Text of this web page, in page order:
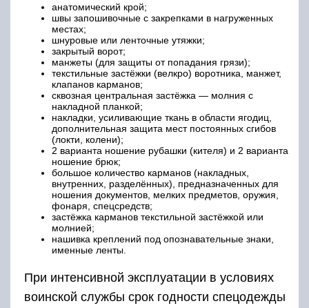
анатомический крой;
швы запошивочные с закрепками в нагруженных
местах;
шнуровые или ленточные утяжки;
закрытый ворот;
манжеты (для защиты от попадания грязи);
текстильные застёжки (велкро) воротника, манжет,
клапанов карманов;
сквозная центральная застёжка — молния с
накладной планкой;
накладки, усиливающие ткань в области ягодиц,
дополнительная защита мест постоянных сгибов
(локти, колени);
2 варианта ношение рубашки (кителя) и 2 варианта
ношение брюк;
большое количество карманов (накладных,
внутренних, разделённых), предназначенных для
ношения документов, мелких предметов, оружия,
фонаря, спецсредств;
застёжка карманов текстильной застёжкой или
молнией;
нашивка креплений под опознавательные знаки,
именные ленты.
При интенсивной эксплуатации в условиях
воинской службы срок годности спецодежды